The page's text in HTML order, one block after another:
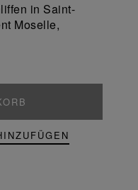
in Saint-
Moselle,